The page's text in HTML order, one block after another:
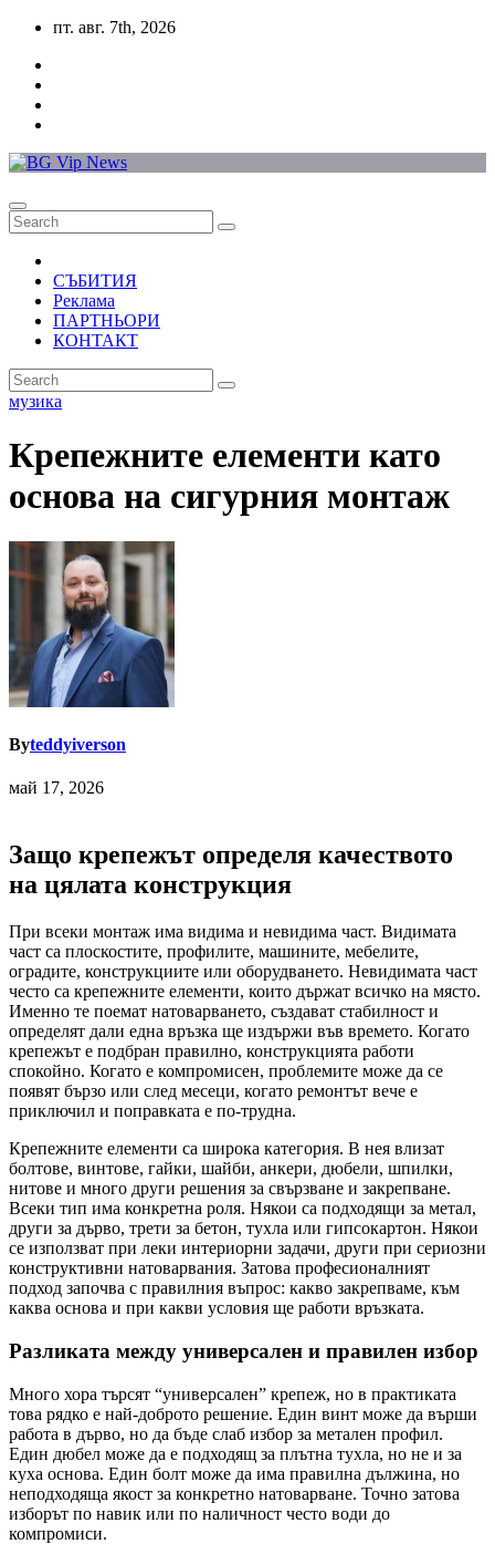
Skip
content
пт. авг. 7th, 2026
СЪБИТИЯ
Реклама
ПАРТНЬОРИ
КОНТАКТ
музика
Крепежните елементи като
основа на сигурния монтаж
Byteddyiverson
май 17, 2026
Защо крепежът определя качеството
на цялата конструкция
При всеки монтаж има видима и невидима част. Видимата
част са плоскостите, профилите, машините, мебелите,
оградите, конструкциите или оборудването. Невидимата част
често са крепежните елементи, които държат всичко на място.
Именно те поемат натоварването, създават стабилност и
определят дали една връзка ще издържи във времето. Когато
крепежът е подбран правилно, конструкцията работи
спокойно. Когато е компромисен, проблемите може да се
появят бързо или след месеци, когато ремонтът вече е
приключил и поправката е по-трудна.
Крепежните елементи са широка категория. В нея влизат
болтове, винтове, гайки, шайби, анкери, дюбели, шпилки,
нитове и много други решения за свързване и закрепване.
Всеки тип има конкретна роля. Някои са подходящи за метал,
други за дърво, трети за бетон, тухла или гипсокартон. Някои
се използват при леки интериорни задачи, други при сериозни
конструктивни натоварвания. Затова професионалният
подход започва с правилния въпрос: какво закрепваме, към
каква основа и при какви условия ще работи връзката.
Разликата между универсален и правилен избор
Много хора търсят “универсален” крепеж, но в практиката
това рядко е най-доброто решение. Един винт може да върши
работа в дърво, но да бъде слаб избор за метален профил.
Един дюбел може да е подходящ за плътна тухла, но не и за
куха основа. Един болт може да има правилна дължина, но
неподходяща якост за конкретно натоварване. Точно затова
изборът по навик или по наличност често води до
компромиси.